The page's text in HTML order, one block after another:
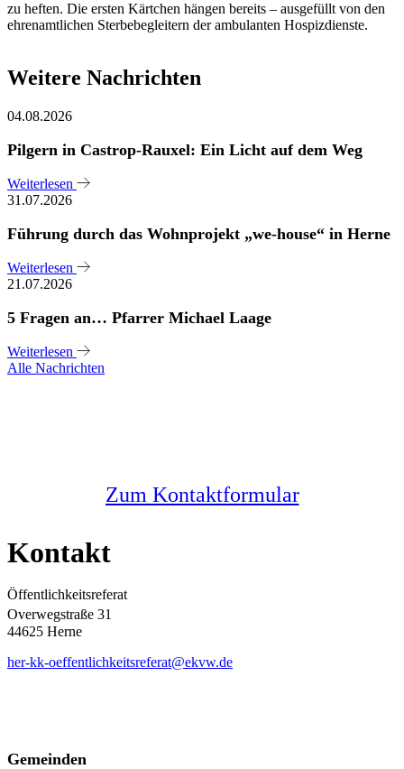
zu heften. Die ersten Kärtchen hängen bereits – ausgefüllt von den
ehrenamtlichen Sterbebegleitern der ambulanten Hospizdienste.
Weitere Nachrichten
04.08.2026
Pilgern in Castrop-Rauxel: Ein Licht auf dem Weg
Weiterlesen
31.07.2026
Führung durch das Wohnprojekt „we-house“ in Herne
Weiterlesen
21.07.2026
5 Fragen an… Pfarrer Michael Laage
Weiterlesen
Alle Nachrichten
Zum Kontaktformular
Kontakt
Öffentlichkeitsreferat
Overwegstraße 31
44625 Herne
her-kk-oeffentlichkeitsreferat@ekvw.de
Gemeinden